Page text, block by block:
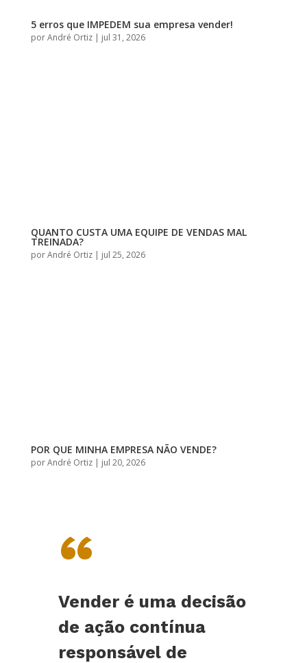
5 erros que IMPEDEM sua empresa vender!
porAndré Ortiz| jul 31, 2026
QUANTO CUSTA UMA EQUIPE DE VENDAS MAL
TREINADA?
porAndré Ortiz| jul 25, 2026
POR QUE MINHA EMPRESA NÃO VENDE?
porAndré Ortiz| jul 20, 2026
“
Vender é uma decisão
de ação contínua
responsável de